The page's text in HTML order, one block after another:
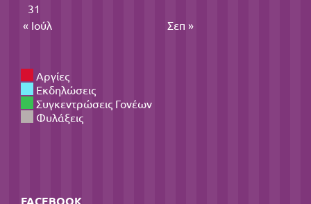
31
« Ιούλ
Σεπ »
Αργίες
Εκδηλώσεις
Συγκεντρώσεις Γονέων
Φυλάξεις
FACEBOOK